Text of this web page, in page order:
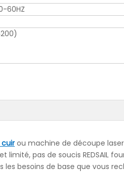
60HZ
ou machine de découpe
limité, pas de soucis REDSAIL
besoins de base que vous